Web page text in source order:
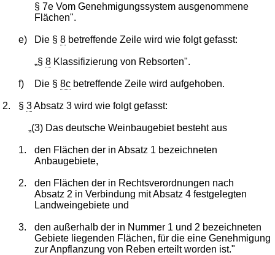
§ 7e Vom Genehmigungssystem ausgenommene
Flächen".
e) Die § 8betreffende Zeile wird wie folgt gefasst:
„§ 8Klassifizierung von Rebsorten".
f) Die § 8cbetreffende Zeile wird aufgehoben.
2. §3Absatz 3 wird wie folgt gefasst:
„(3) Das deutsche Weinbaugebiet besteht aus
1.
den Flächen der in Absatz 1 bezeichneten
Anbaugebiete,
2.
den Flächen der in Rechtsverordnungen nach
Absatz 2 in Verbindung mit Absatz 4 festgelegten
Landweingebiete und
3.
den außerhalb der in Nummer 1 und 2 bezeichneten
Gebiete liegenden Flächen, für die eine Genehmigung
zur Anpflanzung von Reben erteilt worden ist."